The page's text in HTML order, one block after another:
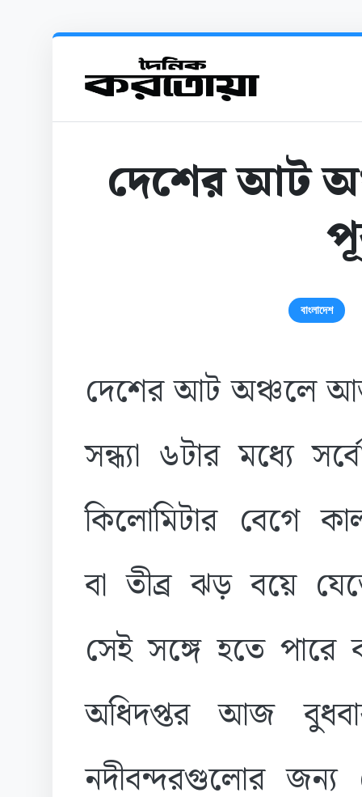
দেশের আট
বাংলাদেশ
দেশের আট অঞ্চলে
সন্ধ্যা ৬টার মধ্যে
কিলোমিটার বেগে
বা তীব্র ঝড় বয়ে
সেই সঙ্গে হতে পারে
অধিদপ্তর আজ
নদীবন্দরগুলোর জন্য